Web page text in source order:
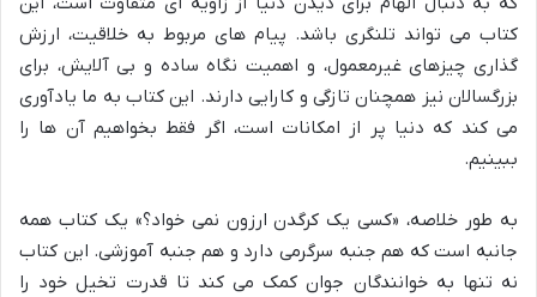
کتاب می تواند تلنگری باشد. پیام های مربوط به خلاقیت، ارزش
گذاری چیزهای غیرمعمول، و اهمیت نگاه ساده و بی آلایش، برای
بزرگسالان نیز همچنان تازگی و کارایی دارند. این کتاب به ما یادآوری
می کند که دنیا پر از امکانات است، اگر فقط بخواهیم آن ها را
ببینیم.
به طور خلاصه، «کسی یک کرگدن ارزون نمی خواد؟» یک کتاب همه
جانبه است که هم جنبه سرگرمی دارد و هم جنبه آموزشی. این کتاب
نه تنها به خوانندگان جوان کمک می کند تا قدرت تخیل خود را